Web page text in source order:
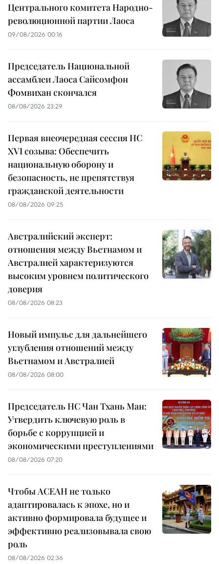
Центрального комитета Народно-
революционной партии Лаоса
09/08/2026 00:16
Председатель Национальной
ассамблеи Лаоса Сайсомфон
Фомвихан скончался
08/08/2026 23:29
Первая внеочередная сессия НС
XVI созыва: Обеспечить
национальную оборону и
безопасность, не препятствуя
гражданской деятельности
08/08/2026 09:25
Австралийский эксперт:
отношения между Вьетнамом и
Австралией характеризуются
высоким уровнем политического
доверия
08/08/2026 08:23
Новый импульс для дальнейшего
углубления отношений между
Вьетнамом и Австралией
08/08/2026 08:00
Председатель НС Чан Тхань Ман:
Утвердить ключевую роль в
борьбе с коррупцией и
экономическими преступлениями
08/08/2026 07:20
Чтобы АСЕАН не только
адаптировалась к эпохе, но и
активно формировала будущее и
эффективно реализовывала свою
роль
08/08/2026 02:36